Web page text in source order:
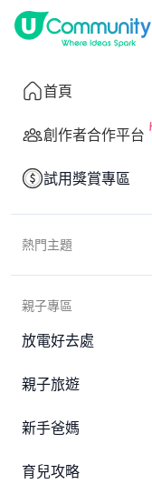
首頁
創作者合作平台
試用獎賞專區
熱門主題
親子專區
放電好去處
親子旅遊
新手爸媽
育兒攻略